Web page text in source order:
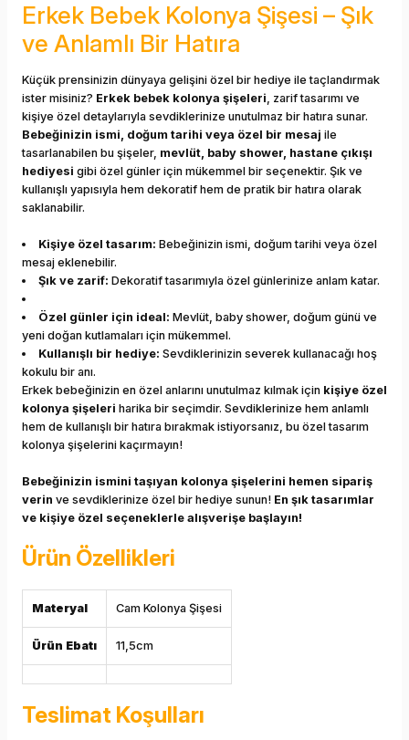
Erkek Bebek Kolonya Şişesi – Şık
ve Anlamlı Bir Hatıra
Küçük prensinizin dünyaya gelişini özel bir hediye ile taçlandırmak
ister misiniz? Erkek bebek kolonya şişeleri, zarif tasarımı ve
kişiye özel detaylarıyla sevdiklerinize unutulmaz bir hatıra sunar.
Bebeğinizin ismi, doğum tarihi veya özel bir mesaj ile
tasarlanabilen bu şişeler, mevlüt, baby shower, hastane çıkışı
hediyesi gibi özel günler için mükemmel bir seçenektir. Şık ve
kullanışlı yapısıyla hem dekoratif hem de pratik bir hatıra olarak
saklanabilir.
Kişiye özel tasarım: Bebeğinizin ismi, doğum tarihi veya özel
mesaj eklenebilir.
Şık ve zarif: Dekoratif tasarımıyla özel günlerinize anlam katar.
Özel günler için ideal: Mevlüt, baby shower, doğum günü ve
yeni doğan kutlamaları için mükemmel.
Kullanışlı bir hediye: Sevdiklerinizin severek kullanacağı hoş
kokulu bir anı.
Erkek bebeğinizin en özel anlarını unutulmaz kılmak için kişiye özel
kolonya şişeleri harika bir seçimdir. Sevdiklerinize hem anlamlı
hem de kullanışlı bir hatıra bırakmak istiyorsanız, bu özel tasarım
kolonya şişelerini kaçırmayın!
Bebeğinizin ismini taşıyan kolonya şişelerini hemen sipariş
verin ve sevdiklerinize özel bir hediye sunun! En şık tasarımlar
ve kişiye özel seçeneklerle alışverişe başlayın!
Ürün Özellikleri
Materyal Cam Kolonya Şişesi
Ürün Ebatı 11,5cm
Teslimat Koşulları